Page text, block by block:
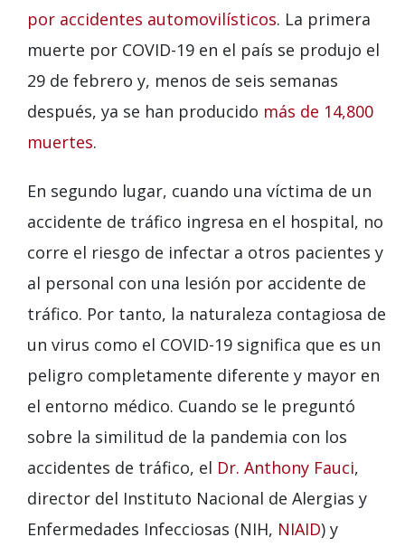
por accidentes automovilísticos. La primera
muerte por COVID-19 en el país se produjo el
29 de febrero y, menos de seis semanas
después, ya se han producido más de 14,800
muertes.
En segundo lugar, cuando una víctima de un
accidente de tráfico ingresa en el hospital, no
corre el riesgo de infectar a otros pacientes y
al personal con una lesión por accidente de
tráfico. Por tanto, la naturaleza contagiosa de
un virus como el COVID-19 significa que es un
peligro completamente diferente y mayor en
el entorno médico. Cuando se le preguntó
sobre la similitud de la pandemia con los
accidentes de tráfico, el Dr. Anthony Fauci,
director del Instituto Nacional de Alergias y
Enfermedades Infecciosas (NIH, NIAID) y